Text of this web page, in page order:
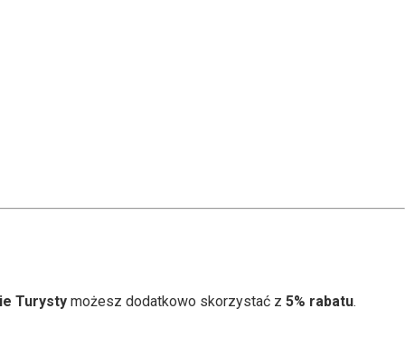
Turysty możesz dodatkowo skorzystać z 5% rabatu.